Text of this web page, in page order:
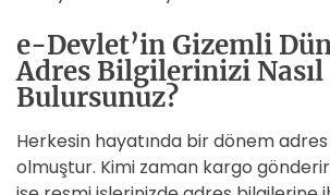
e-Devlet’in Gizemli
Adres Bilgilerinizi Nasıl
Bulursunuz?
Herkesin hayatında bir dönem
olmuştur. Kimi zaman kargo